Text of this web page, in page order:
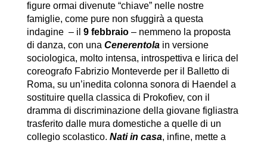
figure ormai divenute “chiave” nelle nostre
famiglie, come pure non sfuggirà a questa
indagine – il 9 febbraio– nemmeno la proposta
di danza, con una Cenerentola in versione
sociologica, molto intensa, introspettiva e lirica del
coreografo Fabrizio Monteverde per il Balletto di
Roma, su un’inedita colonna sonora di Haendel a
sostituire quella classica di Prokofiev, con il
dramma di discriminazione della giovane figliastra
trasferito dalle mura domestiche a quelle di un
collegio scolastico. Nati in casa, infine, mette a